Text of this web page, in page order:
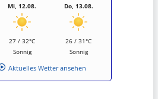
Mi, 12.08.
27 / 32°C
Sonnig
Do, 13.08.
26 / 31°C
Sonnig
Aktuelles Wetter ansehen